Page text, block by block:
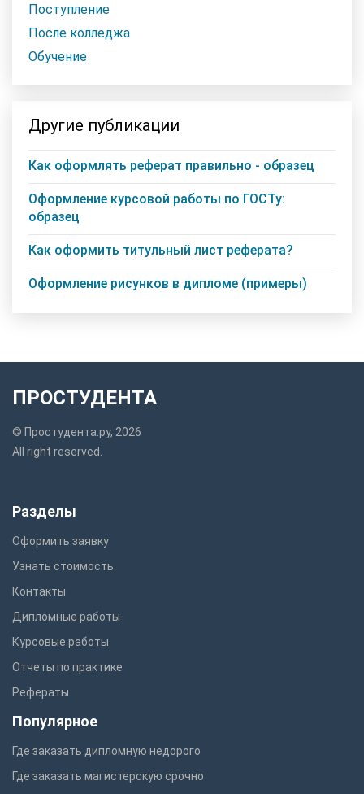
Поступление
После колледжа
Обучение
Другие публикации
Как оформлять реферат правильно - образец
Оформление курсовой работы по ГОСТу:
образец
Как оформить титульный лист реферата?
Оформление рисунков в дипломе (примеры)
ПРОСТУДЕНТА
© Простудента.ру, 2026
All right reserved.
Разделы
Оформить заявку
Узнать стоимость
Контакты
Дипломные работы
Курсовые работы
Отчеты по практике
Рефераты
Популярное
Где заказать дипломную недорого
Где заказать магистерскую срочно